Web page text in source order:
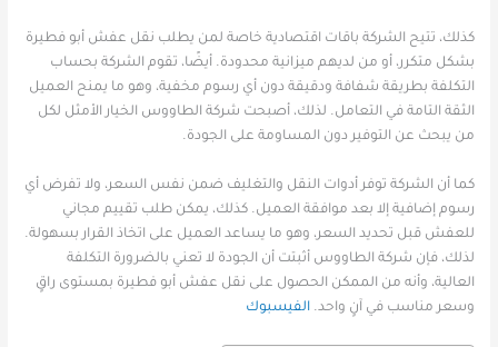
كذلك، تتيح الشركة باقات اقتصادية خاصة لمن يطلب نقل عفش أبو فطيرة
بشكل متكرر، أو من لديهم ميزانية محدودة. أيضًا، تقوم الشركة بحساب
التكلفة بطريقة شفافة ودقيقة دون أي رسوم مخفية، وهو ما يمنح العميل
الثقة التامة في التعامل. لذلك، أصبحت شركة الطاووس الخيار الأمثل لكل
من يبحث عن التوفير دون المساومة على الجودة.
كما أن الشركة توفر أدوات النقل والتغليف ضمن نفس السعر، ولا تفرض أي
رسوم إضافية إلا بعد موافقة العميل. كذلك، يمكن طلب تقييم مجاني
للعفش قبل تحديد السعر، وهو ما يساعد العميل على اتخاذ القرار بسهولة.
لذلك، فإن شركة الطاووس أثبتت أن الجودة لا تعني بالضرورة التكلفة
العالية، وأنه من الممكن الحصول على نقل عفش أبو فطيرة بمستوى راقٍ
وسعر مناسب في آنٍ واحد.الفيسبوك